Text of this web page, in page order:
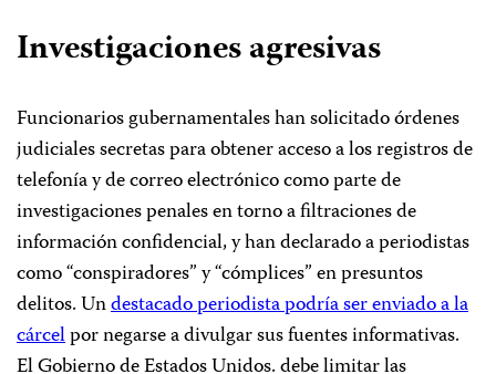
Investigaciones agresivas
Funcionarios gubernamentales han solicitado órdenes
judiciales secretas para obtener acceso a los registros de
telefonía y de correo electrónico como parte de
investigaciones penales en torno a filtraciones de
información confidencial, y han declarado a periodistas
como “conspiradores” y “cómplices” en presuntos
delitos. Undestacado periodista podría ser enviado a la
cárcelpor negarse a divulgar sus fuentes informativas.
El Gobierno de Estados Unidos. debe limitar las